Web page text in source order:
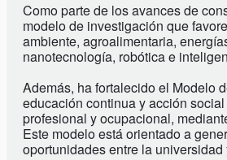
Como parte de los avances de
modelo de investigación que
ambiente, agroalimentaria,
nanotecnología, robótica e
Además, ha fortalecido el Modelo
educación continua y acción
profesional y ocupacional,
Este modelo está orientado a
oportunidades entre la